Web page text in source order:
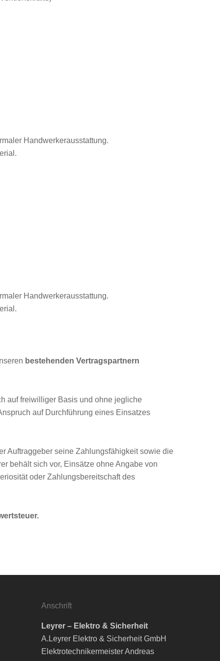
Handwerkerausstattung.
Handwerkerausstattung.
bestehenden Vertragspartnern
auf freiwilliger Basis und ohne jegliche
auf Durchführung eines Einsatzes
Auftraggeber seine Zahlungsfähigkeit sowie die
behält sich vor, Einsätze ohne Angabe von
oder Zahlungsbereitschaft des
Anschrift
Leyrer – Elektro & Sicherheit
A.Leyrer Elektro & Sicherheit GmbH
Elektrotechnikermeister Andreas